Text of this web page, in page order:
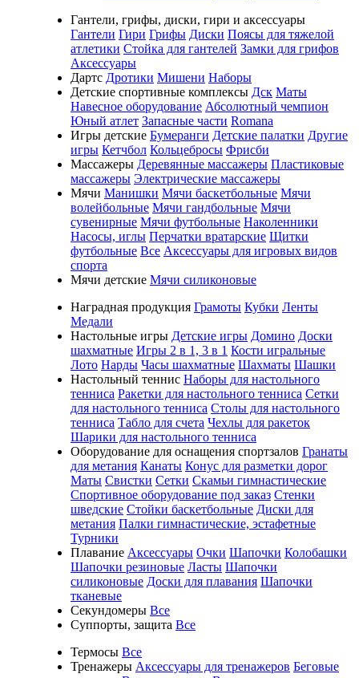
Гантели, грифы, диски, гири и аксессуары
Гантели Гири Грифы Диски Поясы для тяжелой
атлетики Стойка для гантелей Замки для грифов
Аксессуары
Дартс Дротики Мишени Наборы
Детские спортивные комплексы Дск Маты
Навесное оборудование Абсолютный чемпион
Юный атлет Запасные части Romana
Игры детские Бумеранги Детские палатки Другие
игры Кетчбол Кольцебросы Фрисби
Массажеры Деревянные массажеры Пластиковые
массажеры Электрические массажеры
Мячи Манишки Мячи баскетбольные Мячи
волейбольные Мячи гандбольные Мячи
сувенирные Мячи футбольные Наколенники
Насосы, иглы Перчатки вратарские Щитки
футбольные Все Аксессуары для игровых видов
спорта
Мячи детские Мячи силиконовые
Наградная продукция Грамоты Кубки Ленты
Медали
Настольные игры Детские игры Домино Доски
шахматные Игры 2 в 1, 3 в 1 Кости игральные
Лото Нарды Часы шахматные Шахматы Шашки
Настольный теннис Наборы для настольного
тенниса Ракетки для настольного тенниса Сетки
для настольного тенниса Столы для настольного
тенниса Табло для счета Чехлы для ракеток
Шарики для настольного тенниса
Оборудование для оснащения спортзалов Гранаты
для метания Канаты Конус для разметки дорог
Маты Свистки Сетки Скамьи гимнастические
Спортивное оборудование под заказ Стенки
шведские Стойки баскетбольные Диски для
метания Палки гимнастические, эстафетные
Турники
Плавание Аксессуары Очки Шапочки Колобашки
Шапочки резиновые Ласты Шапочки
силиконовые Доски для плавания Шапочки
тканевые
Секундомеры Все
Суппорты, защита Все
Термосы Все
Тренажеры Аксессуары для тренажеров Беговые